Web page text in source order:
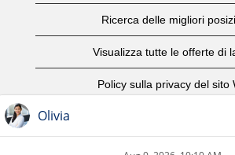
Ricerca delle migliori
Visualizza tutte le offerte di
Policy sulla privacy del sito